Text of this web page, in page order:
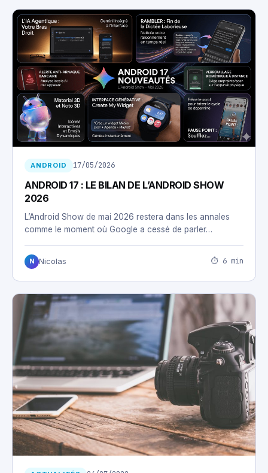
ANDROID 17/05/2026
ANDROID 17 : LE BILAN DE L’ANDROID SHOW
2026
L’Android Show de mai 2026 restera dans les annales
comme le moment où Google a cessé de parler…
N Nicolas ⏱ 6 min